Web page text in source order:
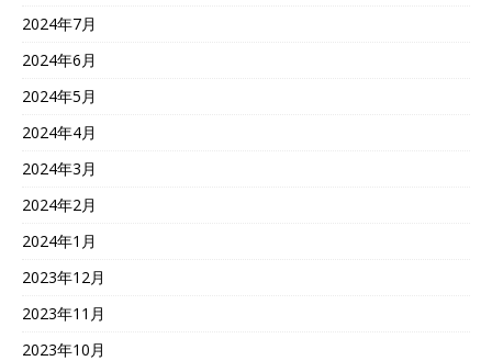
2024年7月
2024年6月
2024年5月
2024年4月
2024年3月
2024年2月
2024年1月
2023年12月
2023年11月
2023年10月